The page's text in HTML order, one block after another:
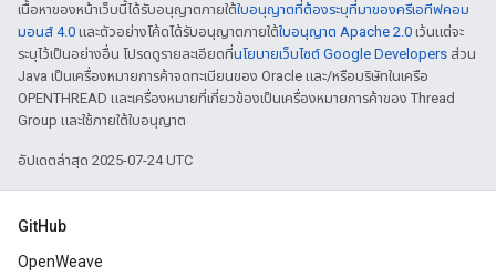
เนื้อหาของหน้าเว็บนี้ได้รับอนุญาตภายใต้ใบอนุญาตที่ต้องระบุที่มาของครีเอทีฟคอม
มอนส์ 4.0 และตัวอย่างโค้ดได้รับอนุญาตภายใต้ใบอนุญาต Apache 2.0 เว้นแต่จะ
ระบุไว้เป็นอย่างอื่น โปรดดูรายละเอียดที่นโยบายเว็บไซต์ Google Developers ส่วน
Java เป็นเครื่องหมายการค้าจดทะเบียนของ Oracle และ/หรือบริษัทในเครือ
OPENTHREAD และเครื่องหมายที่เกี่ยวข้องเป็นเครื่องหมายการค้าของ Thread
Group และใช้ภายใต้ใบอนุญาต
อัปเดตล่าสุด 2025-07-24 UTC
GitHub
OpenWeave